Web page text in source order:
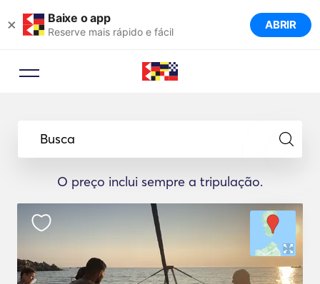
× Baixe o app
Reserve mais rápido e fácil ABRIR
Busca
O preço inclui sempre a tripulação.